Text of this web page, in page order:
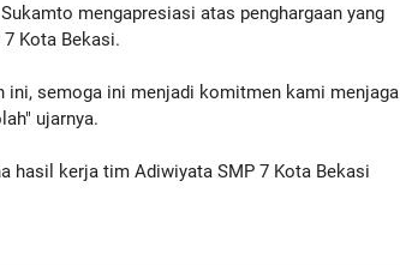
mengapresiasi atas penghargaan yang
Kota Bekasi.
ini, semoga ini menjadi komitmen kami menjaga
ujarnya.
hasil kerja tim Adiwiyata SMP 7 Kota Bekasi